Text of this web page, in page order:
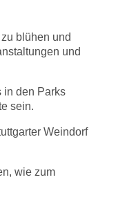
blühen und
und
in den Parks
sein.
Weindorf
wie zum